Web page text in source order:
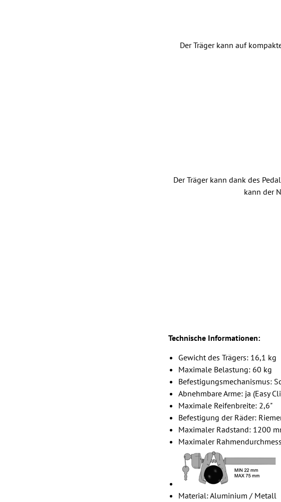
Der Träger kann auf
Der Träger kann dank des
kann der
Technische Informationen:
Gewicht des Trägers: 16,1 kg
Maximale Belastung: 60 kg
Befestigungsmechanismus:
Abnehmbare Arme: ja (Easy
Maximale Reifenbreite: 2,6"
Befestigung der Räder:
Maximaler Radstand: 1200
Maximaler
Material: Aluminium / Metall